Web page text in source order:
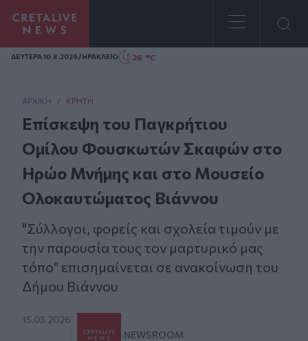
Homepage
ΔΕΥΤΕΡΑ 10.8.2026/ΗΡΑΚΛΕΙΟ 26 °C
ΑΡΧΙΚΗ / ΚΡΉΤΗ
Επίσκεψη του Παγκρήτιου
Ομίλου Φουσκωτών Σκαφών στο
Ηρώο Μνήμης και στο Μουσείο
Ολοκαυτώματος Βιάννου
"Σύλλογοι, φορείς και σχολεία τιμούν με
την παρουσία τους τον μαρτυρικό μας
τόπο" επισημαίνεται σε ανακοίνωση του
Δήμου Βιάννου
15.03.2026
NEWSROOM